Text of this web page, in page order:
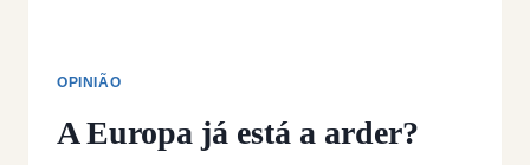
OPINIÃO
A Europa já está a arder?